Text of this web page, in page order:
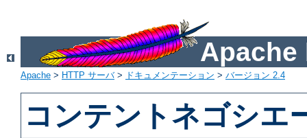
Apache
Apache > HTTP サーバ> ドキュメンテーション > バージョン 2.4
コンテントネゴシエ